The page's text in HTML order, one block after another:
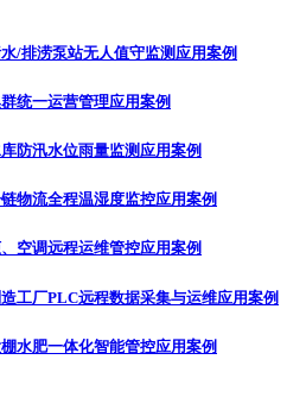
/排涝泵站无人值守监测应用案例
统一运营管理应用案例
防汛水位雨量监测应用案例
物流全程温湿度监控应用案例
空调远程运维管控应用案例
工厂PLC远程数据采集与运维应用案例
水肥一体化智能管控应用案例